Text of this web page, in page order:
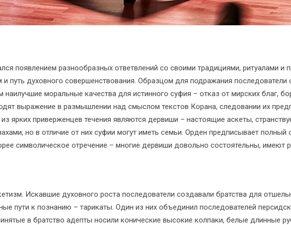
появлением разнообразных ответвлений со своими традициями, ритуалами и
путь духовного совершенствования. Образцом для подражания последователи
моральные качества для истинного суфия – отказ от мирских благ,
выражение в размышлении над смыслом текстов Корана, следовании их
ярких приверженцев течения являются дервиши – настоящие аскеты,
но в отличие от них суфии могут иметь семьи. Орден предписывает полный
символическое отречение – многие дервиши довольно состоятельны, имеют
Искавшие духовного роста последователи создавали братства для
пути к познанию – тарикаты. Один из них объединил последователей
в братство адепты носили конические высокие колпаки, белые длинные